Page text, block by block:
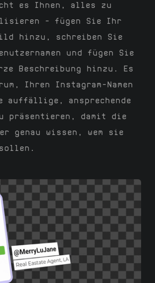
es Ihnen, alles zu
– fügen Sie Ihr
hinzu, schreiben Sie
und fügen Sie
Beschreibung hinzu. Es
Ihren Instagram-Namen
auffällige, ansprechende
präsentieren, damit die
genau wissen, wem sie